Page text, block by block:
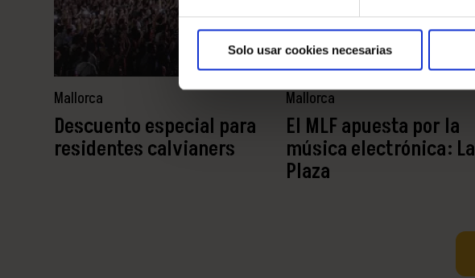
Solo usar cookies necesarias
Mallorca
Descuento especial para
residentes calvianers
Mallorca
El MLF apuesta por la
música electrónica: La
Plaza